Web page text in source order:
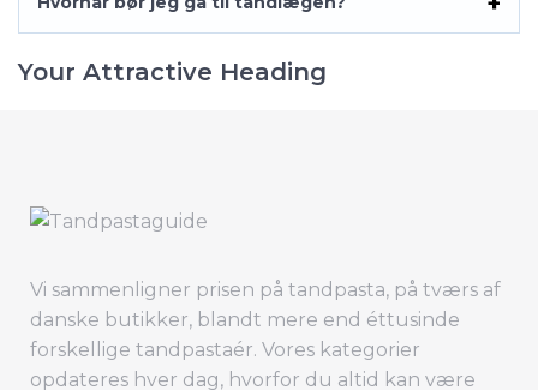
Your Attractive Heading
Vi sammenligner prisen på tandpasta, på tværs af
danske butikker, blandt mere end éttusinde
forskellige tandpastaér. Vores kategorier
opdateres hver dag, hvorfor du altid kan være